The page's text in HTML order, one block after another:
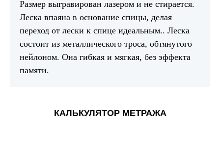
Размер выгравирован лазером и не стирается.
Леска впаяна в основание спицы, делая
переход от лески к спице идеальным.. Леска
состоит из металлического троса, обтянутого
нейлоном. Она гибкая и мягкая, без эффекта
памяти.
КАЛЬКУЛЯТОР МЕТРАЖА